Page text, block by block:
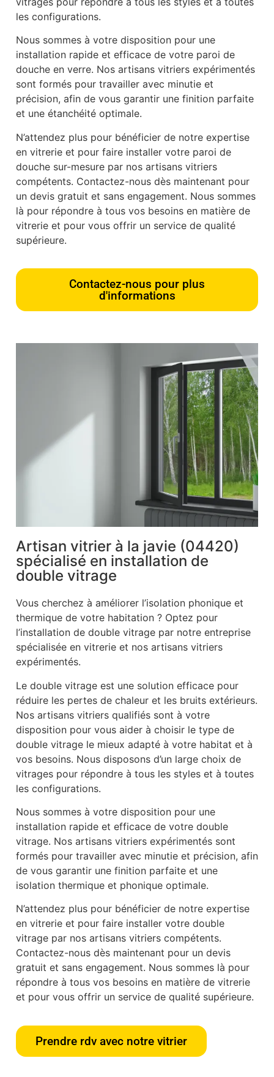
les configurations.
Nous sommes à votre disposition pour une
installation rapide et efficace de votre paroi de
douche en verre. Nos artisans vitriers expérimentés
sont formés pour travailler avec minutie et
précision, afin de vous garantir une finition parfaite
et une étanchéité optimale.
N’attendez plus pour bénéficier de notre expertise
en vitrerie et pour faire installer votre paroi de
douche sur-mesure par nos artisans vitriers
compétents. Contactez-nous dès maintenant pour
un devis gratuit et sans engagement. Nous sommes
là pour répondre à tous vos besoins en matière de
vitrerie et pour vous offrir un service de qualité
supérieure.
Contactez-nous pour plus
d'informations
Artisan vitrier à la javie (04420)
spécialisé en installation de
double vitrage
Vous cherchez à améliorer l’isolation phonique et
thermique de votre habitation ? Optez pour
l’installation de double vitrage par notre entreprise
spécialisée en vitrerie et nos artisans vitriers
expérimentés.
Le double vitrage est une solution efficace pour
réduire les pertes de chaleur et les bruits extérieurs.
Nos artisans vitriers qualifiés sont à votre
disposition pour vous aider à choisir le type de
double vitrage le mieux adapté à votre habitat et à
vos besoins. Nous disposons d’un large choix de
vitrages pour répondre à tous les styles et à toutes
les configurations.
Nous sommes à votre disposition pour une
installation rapide et efficace de votre double
vitrage. Nos artisans vitriers expérimentés sont
formés pour travailler avec minutie et précision, afin
de vous garantir une finition parfaite et une
isolation thermique et phonique optimale.
N’attendez plus pour bénéficier de notre expertise
en vitrerie et pour faire installer votre double
vitrage par nos artisans vitriers compétents.
Contactez-nous dès maintenant pour un devis
gratuit et sans engagement. Nous sommes là pour
répondre à tous vos besoins en matière de vitrerie
et pour vous offrir un service de qualité supérieure.
Prendre rdv avec notre vitrier